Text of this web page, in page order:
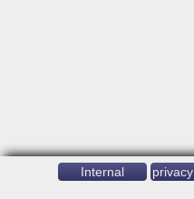
Internal